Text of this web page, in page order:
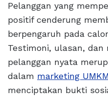
Pelanggan yang
positif cenderung
berpengaruh pada
Testimoni, ulasan, dan
pelanggan nyata
dalam marketing
menciptakan bukti